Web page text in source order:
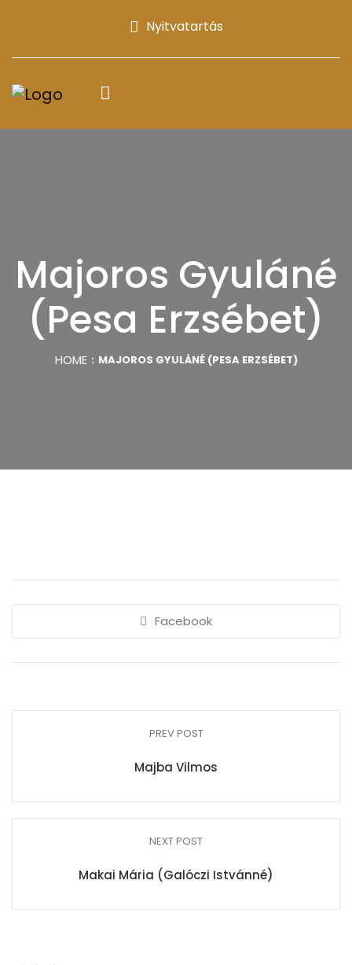
Nyitvatartás
Majoros Gyuláné
(Pesa Erzsébet)
HOME MAJOROS GYULÁNÉ (PESA ERZSÉBET)
Facebook
PREV POST
Majba Vilmos
NEXT POST
Makai Mária (Galóczi Istvánné)